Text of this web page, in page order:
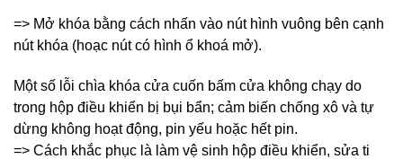
=> Mở khóa bằng cách nhấn vào nút hình vuông bên cạnh
nút khóa (hoạc nút có hình ổ khoá mở).
Một số lỗi chìa khóa cửa cuốn bấm cửa không chạy do
trong hộp điều khiển bị bụi bẩn; cảm biến chống xô và tự
dừng không hoạt động, pin yếu hoặc hết pin.
=> Cách khắc phục là làm vệ sinh hộp điều khiển, sửa ti